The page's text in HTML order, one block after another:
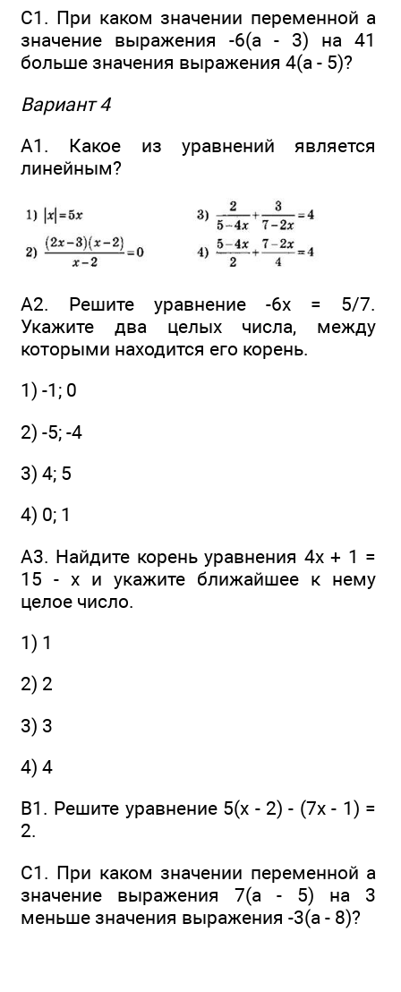
C1. При каком значении переменной а
значение выражения -6(а - 3) на 41
больше значения выражения 4(а - 5)?
Вариант 4
А1. Какое из уравнений является
линейным?
А2. Решите уравнение -6х = 5/7.
Укажите два целых числа, между
которыми находится его корень.
1) -1; 0
2) -5; -4
3) 4; 5
4) 0; 1
А3. Найдите корень уравнения 4x + 1 =
15 - x и укажите ближайшее к нему
целое число.
1) 1
2) 2
3) 3
4) 4
В1. Решите уравнение 5(x - 2) - (7x - 1) =
2.
С1. При каком значении переменной а
значение выражения 7(а - 5) на 3
меньше значения выражения -3(а - 8)?